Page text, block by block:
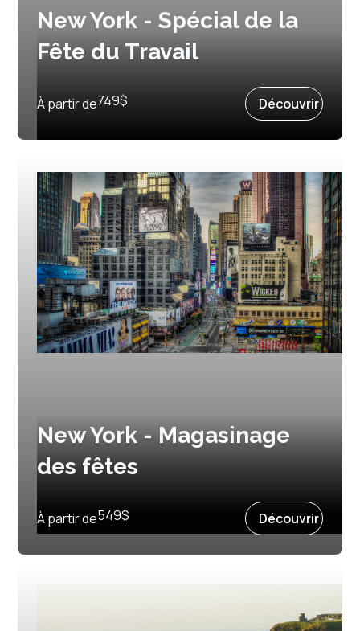
New York - Spécial de la
Fête du Travail
3 septembre 2027
À partir de749$ Découvrir
New York - Magasinage
des fêtes
10 décembre 2027
À partir de549$ Découvrir